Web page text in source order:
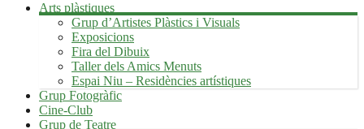
Arts plàstiques
Grup d’Artistes Plàstics i Visuals
Exposicions
Fira del Dibuix
Taller dels Amics Menuts
Espai Niu – Residències artístiques
Grup Fotogràfic
Cine-Club
Grup de Teatre